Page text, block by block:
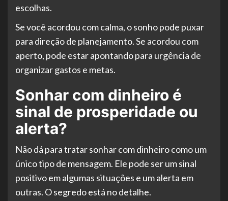
escolhas.
Se você acordou com calma, o sonho pode puxar
para direção de planejamento. Se acordou com
aperto, pode estar apontando para urgência de
organizar gastos e metas.
Sonhar com dinheiro é
sinal de prosperidade ou
alerta?
Não dá para tratar sonhar com dinheiro como um
único tipo de mensagem. Ele pode ser um sinal
positivo em algumas situações e um alerta em
outras. O segredo está no detalhe.